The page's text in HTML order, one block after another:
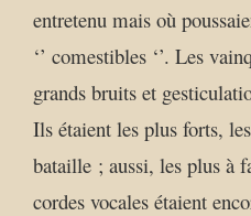
entretenu mais où
‘’ comestibles ‘’. Les
grands bruits et
Ils étaient les plus forts,
bataille ; aussi, les plus à
cordes vocales étaient